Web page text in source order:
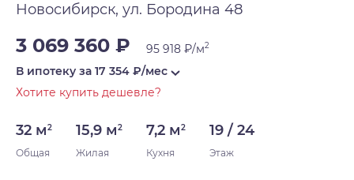
Новосибирск, ул. Бородина 48
3 069 360 ₽ 95 918 ₽/м2
В ипотеку за 17 354 ₽/мес
Хотите купить дешевле?
32 м2
Общая
15,9 м2
Жилая
7,2 м2
Кухня
19 / 24
Этаж